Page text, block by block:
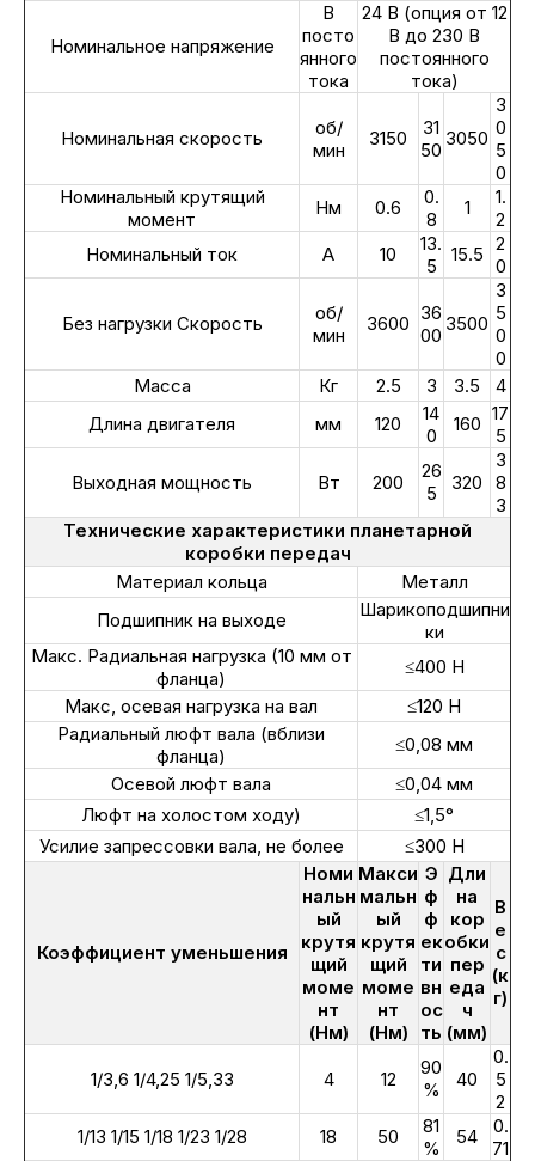
Номинальное напряжение
В
посто
янного
тока
24 В (опция от 12
В до 230 В
постоянного
тока)
Номинальная скорость
об/
мин
3150
31
50
3050
3
0
5
0
Номинальный крутящий
момент
Нм 0.6
0.
8
1
1.
2
Номинальный ток
А 10
13.
5
15.5 2
0
Без нагрузки Скорость
об/
мин
3600 36
00
3500
3
5
0
0
Масса
Кг 2.5 3 3.5
4
Длина двигателя
мм 120
14
0
160 17
5
Выходная мощность Вт 200
26
5
320
3
8
3
Технические характеристики планетарной
коробки передач
Материал кольца
Металл
Подшипник на выходе
Шарикоподшипни
ки
Макс. Радиальная нагрузка (10 мм от
фланца)
≤400 Н
Макс, осевая нагрузка на вал
≤120 Н
Радиальный люфт вала (вблизи
фланца)
≤0,08 мм
Осевой люфт вала
≤0,04 мм
Люфт на холостом ходу)
≤1,5°
Усилие запрессовки вала, не более
≤300 Н
Коэффициент уменьшения
Номи
нальн
ый
крутя
щий
моме
нт
(Нм)
Макси
мальн
ый
крутя
щий
моме
нт
(Нм)
Э
ф
ф
ек
ти
вн
ос
ть
Дли
на
кор
обки
пер
еда
ч
(мм)
В
е
с
(к
г)
1/3,6 1/4,25 1/5,33 4 12
90
%
40
0.
5
2
1/13 1/15 1/18 1/23 1/28
18 50
81
%
54
0.
71